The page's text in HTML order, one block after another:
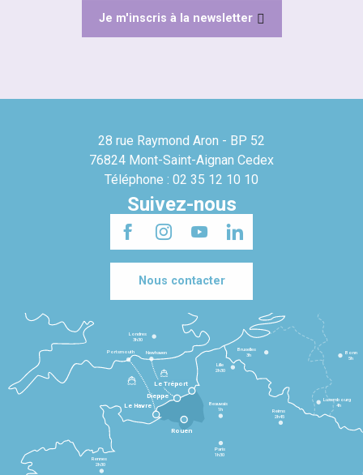
Je m'inscris à la newsletter
28 rue Raymond Aron - BP 52
76824 Mont-Saint-Aignan Cedex
Téléphone : 02 35 12 10 10
Suivez-nous
Nous contacter
Le Havre
Dieppe
Le Tréport
Rennes
2h30
Paris
1h30
Beauvais
1h
Reims
2h45
Lille
2h30
Bruxelles
3h
Londres
3h30
Newhaven
Portsmouth
Bonn
5h
Luxembourg
4h
Rouen